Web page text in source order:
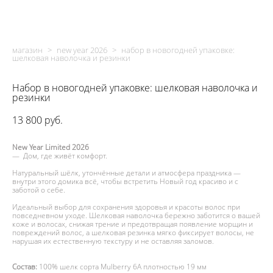
магазин > new year 2026 > набор в новогодней упаковке:
шелковая наволочка и резинки
Набор в новогодней упаковке: шелковая наволочка и
резинки
13 800 pуб.
New Year Limited 2026
— Дом, где живёт комфорт.
Натуральный шёлк, утончённые детали и атмосфера праздника —
внутри этого домика всё, чтобы встретить Новый год красиво и с
заботой о себе.
Идеальный выбор для сохранения здоровья и красоты волос при
повседневном уходе. Шелковая наволочка бережно заботится о вашей
коже и волосах, снижая трение и предотвращая появление морщин и
повреждений волос, а шелковая резинка мягко фиксирует волосы, не
нарушая их естественную текстуру и не оставляя заломов.
Состав: 100% шелк сорта Mulberry 6А плотностью 19 мм